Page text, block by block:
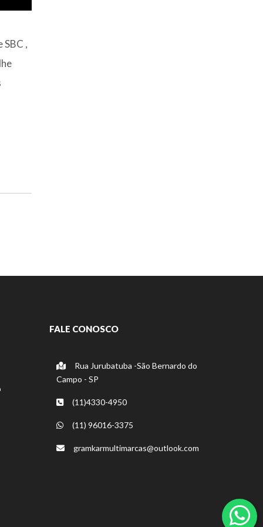
,
FALE CONOSCO
Rua Jurubatuba -São Bernardo do
Campo - SP
(11)4330-4950
(11) 96016-3375
gramkarmultimarcas@outlook.com